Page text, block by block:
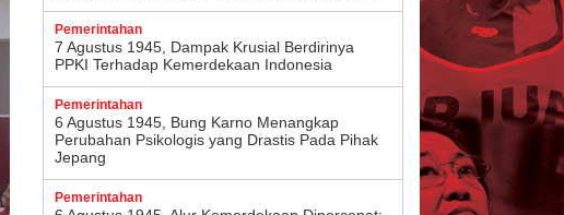
Pemerintahan
7 Agustus 1945, Dampak Krusial Berdirinya
PPKI Terhadap Kemerdekaan Indonesia
Pemerintahan
6 Agustus 1945, Bung Karno Menangkap
Perubahan Psikologis yang Drastis Pada Pihak
Jepang
Pemerintahan